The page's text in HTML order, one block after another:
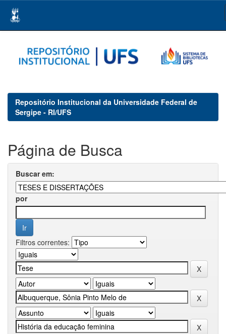
navigation
Repositório Institucional da Universidade Federal de
Sergipe - RI/UFS
Página de Busca
Buscar em:
por
Filtros correntes: